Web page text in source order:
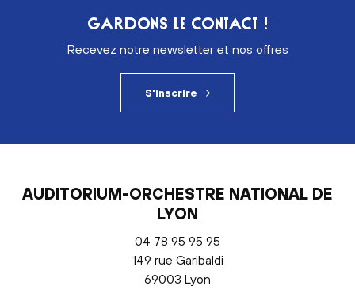
GARDONS LE CONTACT !
Recevez notre newsletter et nos offres
S'inscrire
AUDITORIUM-ORCHESTRE NATIONAL DE
LYON
04 78 95 95 95
149 rue Garibaldi
69003 Lyon